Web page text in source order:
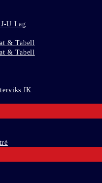
U Lag
& Tabell
& Tabell
IK